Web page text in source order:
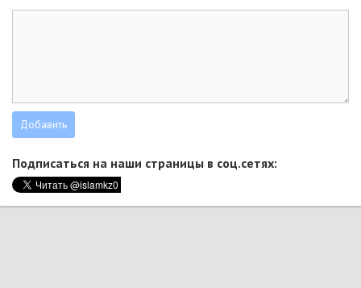
Подписаться на наши страницы в соц.сетях: